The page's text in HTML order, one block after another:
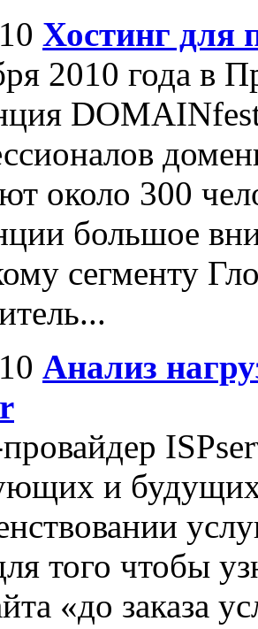
Хостинг для
2010 года в
около 300
большое
сегменту
Анализ
и
того чтобы
«до заказа